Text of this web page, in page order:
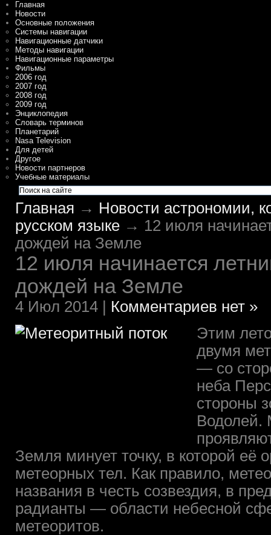
Главная
Новости
Основные положения
Системы навигации
Навигационные датчики
Методы навигации
Навигационные параметры
Фильмы
2006 год
2007 год
2008 год
2009 год
Энциклопедия
Словарь терминов
Планетарий
Nasa Television
Для детей
Другое
Новости партнеров
Учебные материалы
Главная → Новости астрономии,
русском языке → 12 июля
дождей на Земле
12 июля начинается
дождей на Земле
4 Июл 2014 | Комментариев нет »
Этим
двумя
— со
неба
стороны
Водолей.
Земля минует точку, в которой её
метеорных тел. Как правило,
названия в честь созвездия, в
радианты — области небесной
метеоритов.